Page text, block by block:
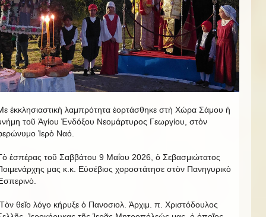
ἐκκλησιαστικὴ λαμπρότητα ἐορτάσθηκε στὴ Χώρα Σάμου ἡ
τοῦ Ἁγίου Ἐνδόξου Νεομάρτυρος Γεωργίου, στὸν
Ἱερὸ Ναό.
ἑσπέρας τοῦ Σαββάτου 9 Μαΐου 2026, ὁ Σεβασμιώτατος
μας κ.κ. Εὐσέβιος χοροστάτησε στὸν Πανηγυρικὸ
θεῖο λόγο κήρυξε ὁ Πανοσιολ. Ἀρχιμ. π. Χριστόδουλος